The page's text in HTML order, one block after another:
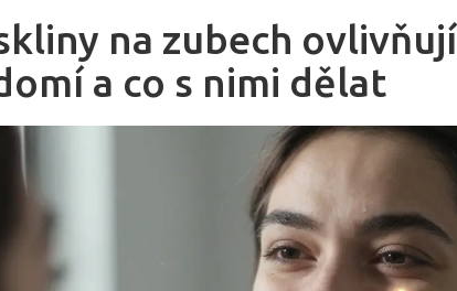
na zubech
a co s nimi dělat